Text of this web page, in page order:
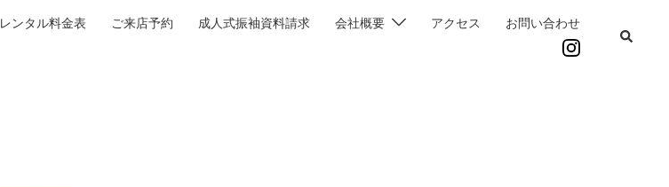
レンタル料金表 ご来店予約 成人式振袖資料請求 会社概要 アクセス お問い合わせ